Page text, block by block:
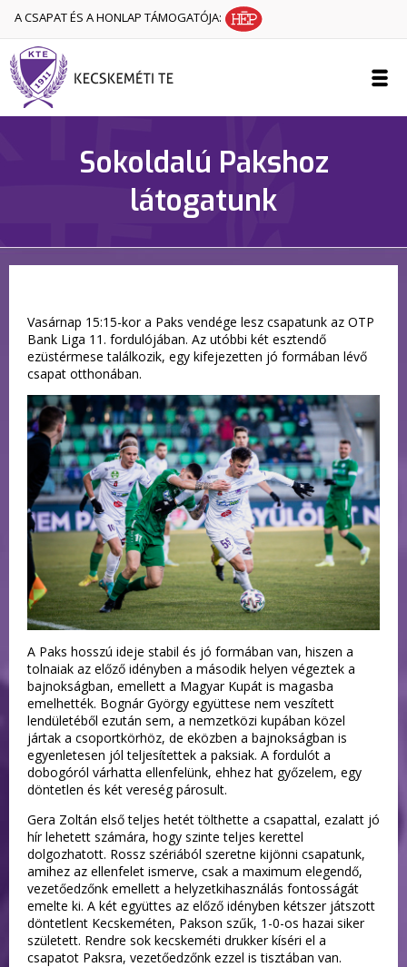
A CSAPAT ÉS A HONLAP TÁMOGATÓJA:
Sokoldalú Pakshoz
látogatunk
Vasárnap 15:15-kor a Paks vendége lesz csapatunk az OTP
Bank Liga 11. fordulójában. Az utóbbi két esztendő
ezüstérmese találkozik, egy kifejezetten jó formában lévő
csapat otthonában.
A Paks hosszú ideje stabil és jó formában van, hiszen a
tolnaiak az előző idényben a második helyen végeztek a
bajnokságban, emellett a Magyar Kupát is magasba
emelhették. Bognár György együttese nem veszített
lendületéből ezután sem, a nemzetközi kupában közel
jártak a csoportkörhöz, de eközben a bajnokságban is
egyenletesen jól teljesítettek a paksiak. A fordulót a
dobogóról várhatta ellenfelünk, ehhez hat győzelem, egy
döntetlen és két vereség párosult.
Gera Zoltán első teljes hetét tölthette a csapattal, ezalatt jó
hír lehetett számára, hogy szinte teljes kerettel
dolgozhatott. Rossz szériából szeretne kijönni csapatunk,
amihez az ellenfelet ismerve, csak a maximum elegendő,
vezetőedzőnk emellett a helyzetkihasználás fontosságát
emelte ki. A két együttes az előző idényben kétszer játszott
döntetlent Kecskeméten, Pakson szűk, 1-0-os hazai siker
született. Rendre sok kecskeméti drukker kíséri el a
csapatot Paksra, vezetőedzőnk ezzel is tisztában van.